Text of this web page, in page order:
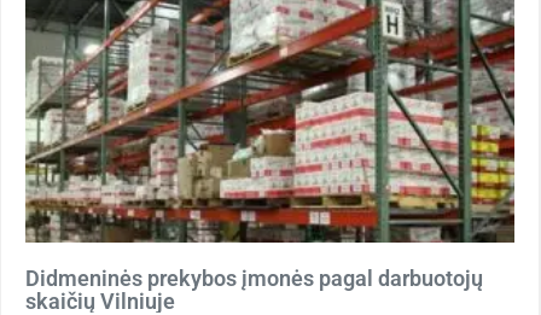
Didmeninės prekybos įmonės pagal darbuotojų
skaičių Vilniuje